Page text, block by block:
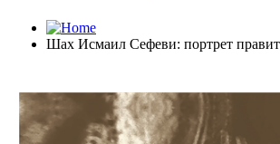
Шах Исмаил Сефеви: портрет